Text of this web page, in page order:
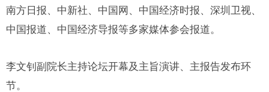
南方日报、中新社、中国网、中国经济时报、深圳卫视、
中国报道、中国经济导报等多家媒体参会报道。
李文钊副院长主持论坛开幕及主旨演讲、主报告发布环
节。